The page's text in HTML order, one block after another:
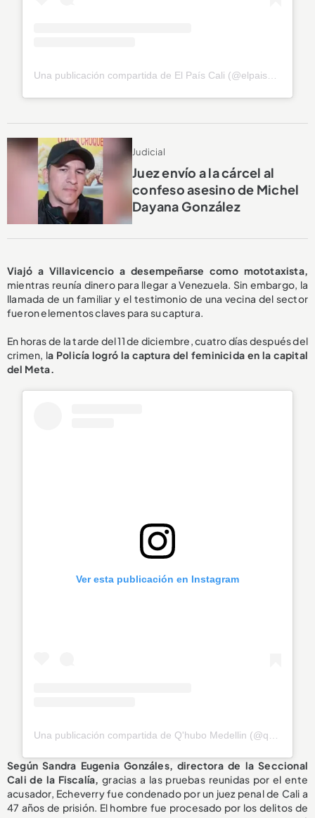
Judicial
Juez envío a la cárcel al
confeso asesino de Michel
Dayana González
Viajó a Villavicencio a desempeñarse como mototaxista,
mientras reunía dinero para llegar a Venezuela. Sin embargo, la
llamada de un familiar y el testimonio de una vecina del sector
fueron elementos claves para su captura.
En horas de la tarde del 11 de diciembre, cuatro días después del
crimen, la Policía logró la captura del feminicida en la capital
del Meta.
Ver esta publicación en Instagram
Una publicación compartida de Q'hubo Medellin (@qhubomedallo)
Según Sandra Eugenia Gonzáles, directora de la Seccional
Cali de la Fiscalía,gracias a las pruebas reunidas por el ente
acusador, Echeverry fue condenado por un juez penal de Cali a
47 años de prisión. El hombre fue procesado por los delitos de